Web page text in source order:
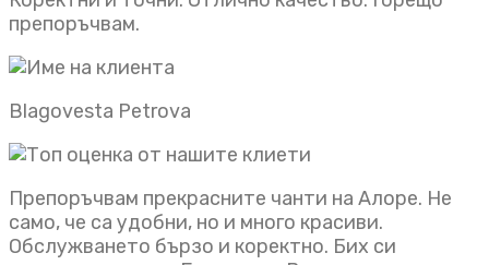
препоръчвам.
Blagovesta Petrova
Препоръчвам прекрасните чанти на Алоре. Не
само, че са удобни, но и много красиви.
Обслужването бързо и коректно. Бих си